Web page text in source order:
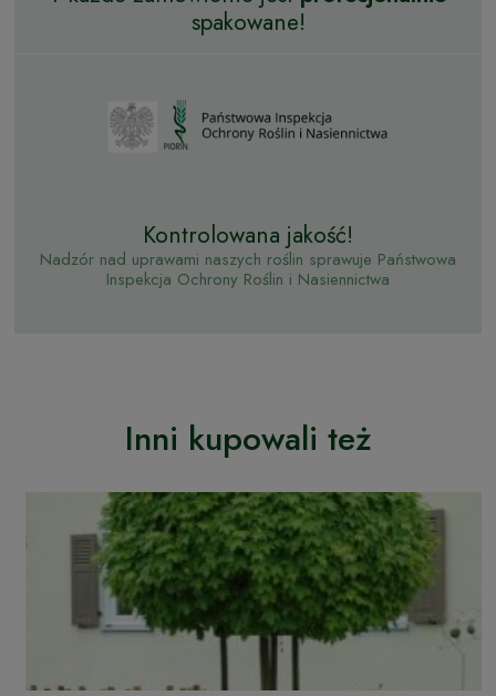
spakowane!
Kontrolowana jakość!
Nadzór nad uprawami naszych roślin sprawuje Państwowa
Inspekcja Ochrony Roślin i Nasiennictwa
Inni kupowali też